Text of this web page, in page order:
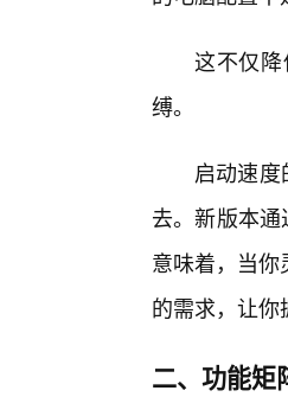
这不仅
缚。
启动速
去。新版本
意味着，当
的需求，让
二、功能矩